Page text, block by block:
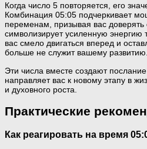
Когда число 5 повторяется, его
Комбинация 05:05 подчеркивает
переменам, призывая вас
символизирует усиленную
вас смело двигаться вперед и
больше не служит вашему развитию.
Эти числа вместе создают
направляет вас к новому этапу в
и духовного роста.
Практические
Как реагировать на время